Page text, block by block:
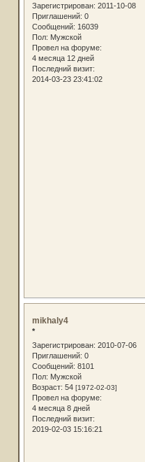
Зарегистрирован: 2011-10-08
Приглашений: 0
Сообщений: 16039
Пол: Мужской
Провел на форуме:
4 месяца 12 дней
Последний визит:
2014-03-23 23:41:02
mikhaly4
*
Зарегистрирован: 2010-07-06
Приглашений: 0
Сообщений: 8101
Пол: Мужской
Возраст: 54 [1972-02-03]
Провел на форуме:
4 месяца 8 дней
Последний визит:
2019-02-03 15:16:21